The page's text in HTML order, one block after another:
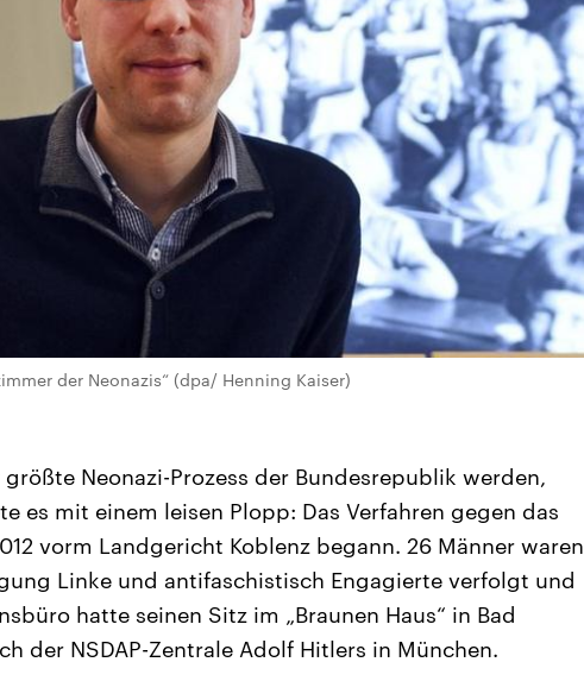
der Neonazis“ (dpa/ Henning Kaiser)
größte Neonazi-Prozess der Bundesrepublik werden,
es mit einem leisen Plopp: Das Verfahren gegen das
vorm Landgericht Koblenz begann. 26 Männer waren
Linke und antifaschistisch Engagierte verfolgt und
hatte seinen Sitz im „Braunen Haus“ in Bad
der NSDAP-Zentrale Adolf Hitlers in München.